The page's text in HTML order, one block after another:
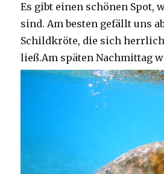
Es gibt einen schönen Spot,
sind. Am besten gefällt uns
Schildkröte, die sich
ließ.Am späten Nachmittag